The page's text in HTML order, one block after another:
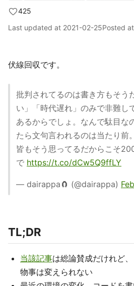
425
Last updated at 2021-02-25Posted at
伏線回収です。
批判されてるのは書き方もそう
い」「時代遅れ」のみで非難し
あるからでしょ。なんで駄目な
たら文句言われるのは当たり前
皆もそう思ってるだからこそ
で https://t.co/dCw5Q9ffLY
— dairappa🧲 (@dairappa)
TL;DR
当該記事は総論賛成だけれど
物事は変えられない